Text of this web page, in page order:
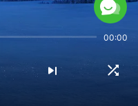
Tuhan terbatas
karunia-Nya,
00:00